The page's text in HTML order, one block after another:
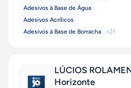
Adesivos à Base de Água
Adesivos Acrílicos
Adesivos à Base de Borracha
+21
LÚCIOS
Horizonte